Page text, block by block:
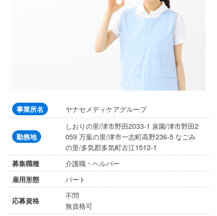
事業所名 ヤナセメディケアグループ
勤務地
しおりの里/津市野田2033-1 泉園/津市野田2
059 万葉の里/津市一志町高野236-5 なごみ
の里/多気郡多気町古江1512-1
募集職種 介護職・ヘルパー
雇用形態 パート
応募資格
不問
無資格可